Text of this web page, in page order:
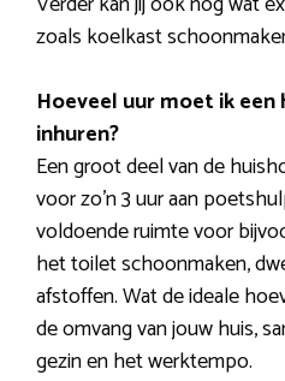
zoals koelkast
Hoeveel uur moet ik
inhuren?
Een groot deel van de
voor zo’n 3 uur aan
voldoende ruimte voor
het toilet schoonmaken,
afstoffen. Wat de ideale
de omvang van jouw huis,
gezin en het werktempo.